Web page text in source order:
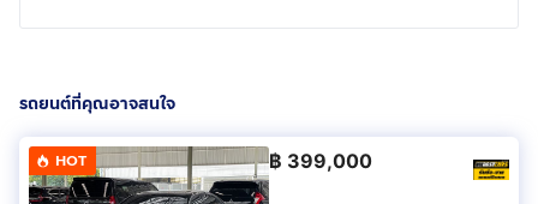
รถยนต์ที่คุณอาจสนใจ
HOT ฿ 399,000